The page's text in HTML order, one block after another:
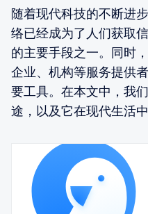
随着现代科技的不断进
络已经成为了人们获取
的主要手段之一。同时，
企业、机构等服务提供
要工具。在本文中，我
途，以及它在现代生活中